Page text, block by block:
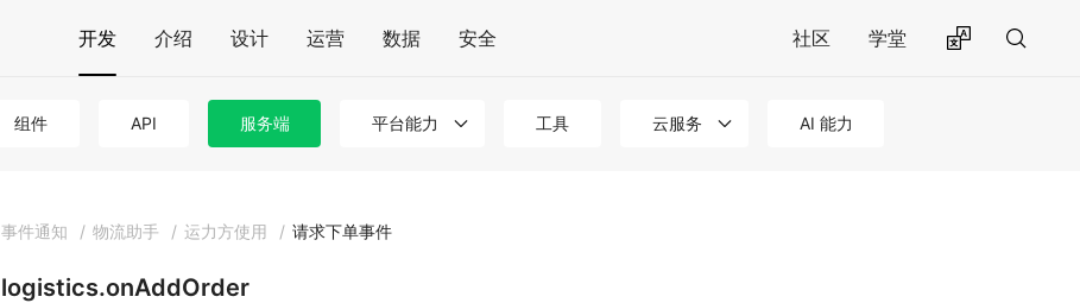
开发 介绍 设计 运营 数据 安全 社区 学堂
组件 API 服务端 平台能力 工具 云服务 AI 能力
事件通知 / 物流助手 / 运力方使用 / 请求下单事件
logistics.onAddOrder